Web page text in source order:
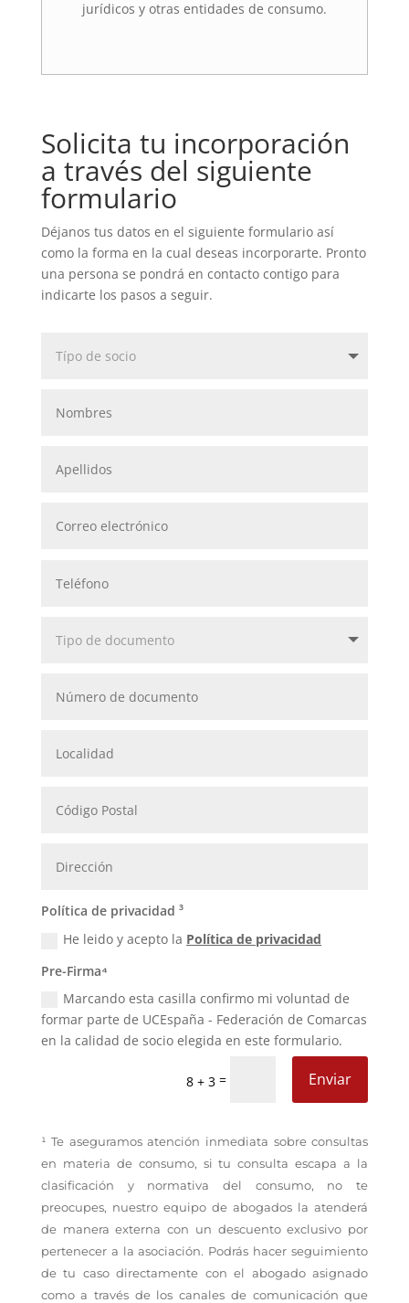
jurídicos y otras entidades de consumo.
Solicita tu incorporación
a través del siguiente
formulario
Déjanos tus datos en el siguiente formulario así
como la forma en la cual deseas incorporarte. Pronto
una persona se pondrá en contacto contigo para
indicarte los pasos a seguir.
Política de privacidad ³
He leido y acepto la Política de privacidad
Pre-Firma⁴
Marcando esta casilla confirmo mi voluntad de
formar parte de UCEspaña - Federación de Comarcas
en la calidad de socio elegida en este formulario.
8 + 3 = Enviar
¹ Te aseguramos atención inmediata sobre consultas
en materia de consumo, si tu consulta escapa a la
clasificación y normativa del consumo, no te
preocupes, nuestro equipo de abogados la atenderá
de manera externa con un descuento exclusivo por
pertenecer a la asociación. Podrás hacer seguimiento
de tu caso directamente con el abogado asignado
como a través de los canales de comunicación que